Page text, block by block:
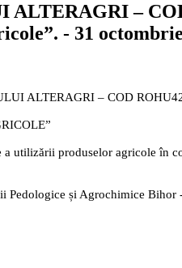
ALTERAGRI –
- 31
ALTERAGRI – COD
a utilizării produselor agricole în
Pedologice și Agrochimice Bihor